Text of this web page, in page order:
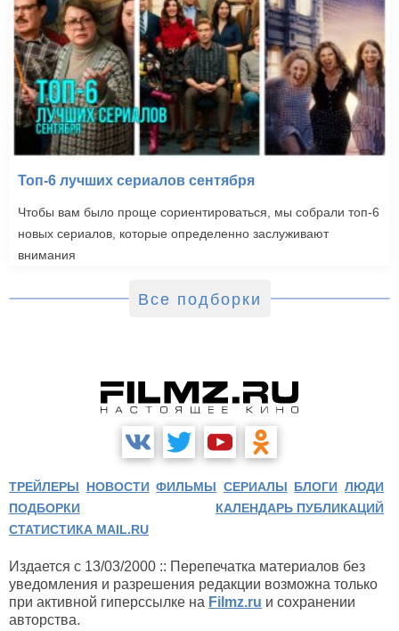
Топ-6 лучших сериалов сентября
Чтобы вам было проще сориентироваться, мы собрали топ-6
новых сериалов, которые определенно заслуживают
внимания
Все подборки
ТРЕЙЛЕРЫ НОВОСТИ ФИЛЬМЫ СЕРИАЛЫ БЛОГИ ЛЮДИ
ПОДБОРКИ
КАЛЕНДАРЬ ПУБЛИКАЦИЙ
СТАТИСТИКА MAIL.RU
Издается с 13/03/2000 :: Перепечатка материалов без
уведомления и разрешения редакции возможна только
при активной гиперссылке на Filmz.ru и сохранении
авторства.